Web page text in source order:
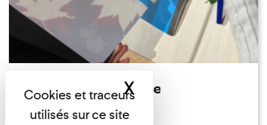
Atelier Photogramme
Familles
XMasquer le